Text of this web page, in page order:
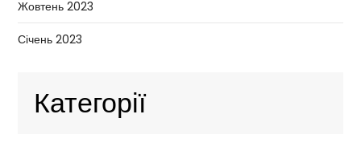
Жовтень 2023
Січень 2023
Категорії